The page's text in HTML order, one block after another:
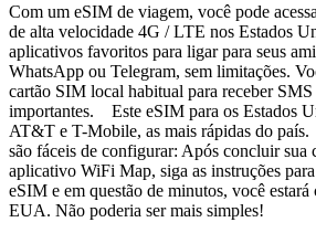
Com um eSIM de viagem, você pode
de alta velocidade 4G / LTE nos Estados
aplicativos favoritos para ligar para seus
WhatsApp ou Telegram, sem limitações.
cartão SIM local habitual para receber SMS
importantes. Este eSIM para os Estados
AT&T e T-Mobile, as mais rápidas do
são fáceis de configurar: Após concluir sua
aplicativo WiFi Map, siga as instruções
eSIM e em questão de minutos, você
EUA. Não poderia ser mais simples!